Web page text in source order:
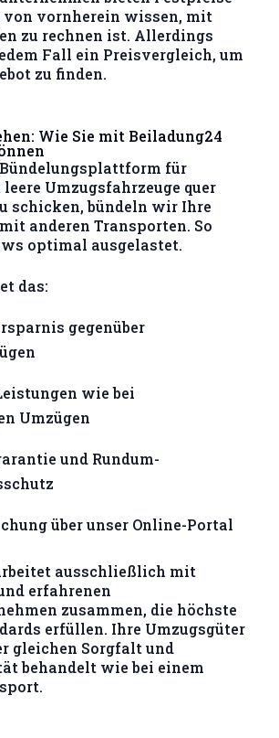
von vornherein wissen, mit
zu rechnen ist. Allerdings
Fall ein Preisvergleich, um
zu finden.
Wie Sie mit Beiladung24
für
Umzugsfahrzeuge quer
schicken, bündeln wir Ihre
anderen Transporten. So
optimal ausgelastet.
das:
gegenüber
wie bei
Umzügen
und Rundum-
über unser Online-Portal
ausschließlich mit
erfahrenen
zusammen, die höchste
erfüllen. Ihre Umzugsgüter
gleichen Sorgfalt und
behandelt wie bei einem